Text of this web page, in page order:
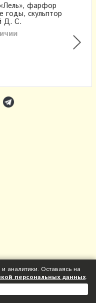
фарфор
годы, скульптор
Д. С.
аналитики. Оставаясь на
персональных данных.